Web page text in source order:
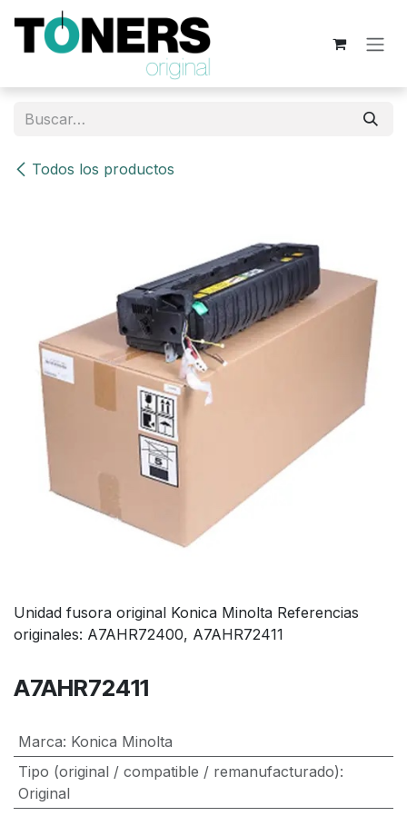
Ir al contenido
Todos los productos
Unidad fusora original Konica Minolta Referencias
originales: A7AHR72400, A7AHR72411
A7AHR72411
Marca: Konica Minolta
Tipo (original / compatible / remanufacturado):
Original